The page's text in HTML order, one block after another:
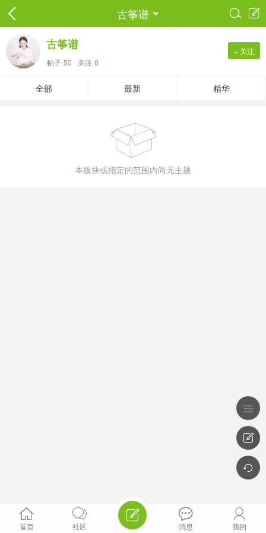
古筝谱 

古筝谱
帖子 50 关注 0
+ 关注
全部 最新 精华

本版块或指定的范围内尚无主题

首页

社区
 
消息

我的


